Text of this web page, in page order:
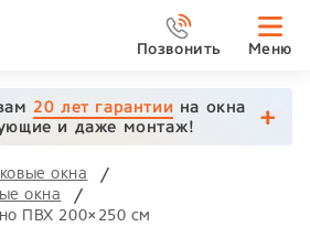
Позвонить Меню
20 лет гарантии на окна
и даже монтаж!
окна
окна
ПВХ 200×250 см